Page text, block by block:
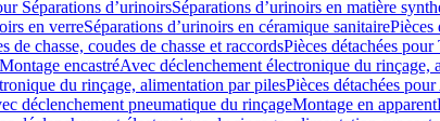
Séparations d’urinoirsSéparations d’urinoirs en matière
en verreSéparations d’urinoirs en céramique sanitairePièces
de chasse, coudes de chasse et raccordsPièces détachées pour
encastréAvec déclenchement électronique du rinçage,
du rinçage, alimentation par pilesPièces détachées
déclenchement pneumatique du rinçageMontage en apparent